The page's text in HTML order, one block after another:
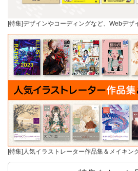
[特集]デザインやコーディングなど、Webデ
[特集]人気イラストレーター作品集＆メイキン